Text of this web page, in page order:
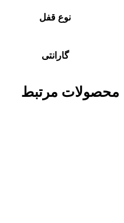
نوع قفل
گارانتی
محصولات مرتبط